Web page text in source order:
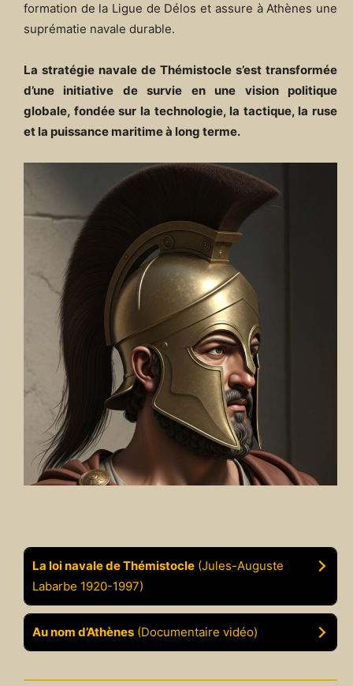
formation de la Ligue de Délos et assure à Athènes une
suprématie navale durable.
La stratégie navale de Thémistocle s’est transformée
d’une initiative de survie en une vision politique
globale, fondée sur la technologie, la tactique, la ruse
et la puissance maritime à long terme.
La loi navale de Thémistocle (Jules-Auguste
Labarbe 1920-1997)
Au nom d’Athènes (Documentaire vidéo)